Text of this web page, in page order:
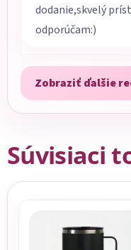
dodanie,skvelý
odporúčam:)
Zobraziť ďalšie
Súvisiaci